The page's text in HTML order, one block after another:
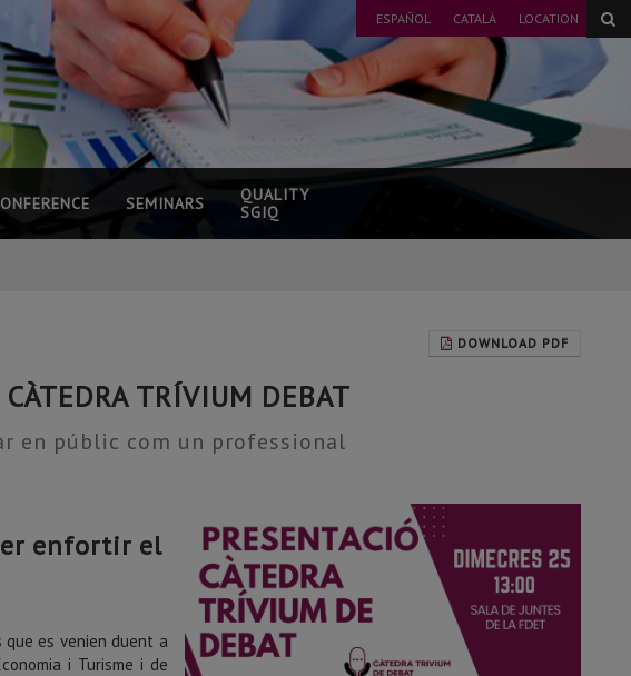
ESPAÑOL CATALÀ LOCATION
SEMINARS
QUALITY
SGIQ
DOWNLOAD PDF
TRÍVIUM DEBAT
en públic com un professional
enfortir el
que es venien duent a
i Turisme i de